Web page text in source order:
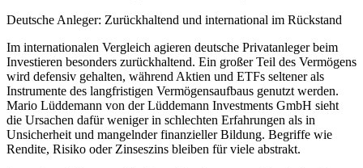
Deutsche Anleger: Zurückhaltend und international im Rückstand
Im internationalen Vergleich agieren deutsche Privatanleger beim
Investieren besonders zurückhaltend. Ein großer Teil des Vermögens
wird defensiv gehalten, während Aktien und ETFs seltener als
Instrumente des langfristigen Vermögensaufbaus genutzt werden.
Mario Lüddemann von der Lüddemann Investments GmbH sieht
die Ursachen dafür weniger in schlechten Erfahrungen als in
Unsicherheit und mangelnder finanzieller Bildung. Begriffe wie
Rendite, Risiko oder Zinseszins bleiben für viele abstrakt.